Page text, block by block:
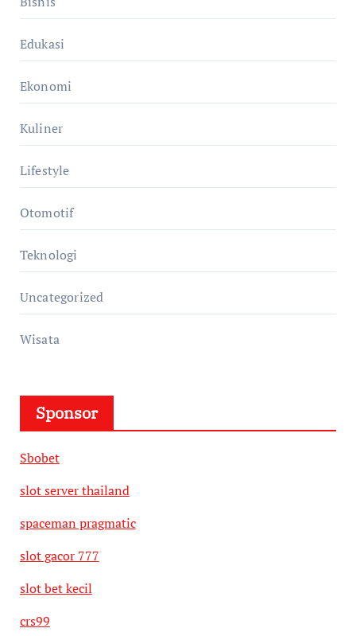
Edukasi
Ekonomi
Kuliner
Lifestyle
Otomotif
Teknologi
Uncategorized
Wisata
Sponsor
Sbobet
slot server thailand
spaceman pragmatic
slot gacor 777
slot bet kecil
crs99